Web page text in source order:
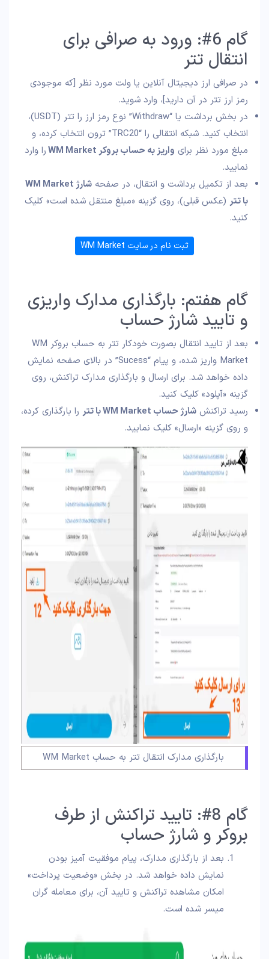
گام 6#: ورود به صرافی برای
انتقال تتر
در صرافی ارز دیجیتال آنلاین یا ولت مورد نظر [که موجودی
رمز ارز تتر در آن دارید]، وارد شوید.
در بخش برداشت یا “Withdraw” نوع رمز ارز را تتر (USDT)،
انتخاب کنید. شبکه انتقالی را “TRC20” ترون انتخاب کرده، و
مبلغ مورد نظر برای واریز به حساب بروکر WM Market
را وارد
نمایید.
بعد از تکمیل برداشت و انتقال، در صفحه
شارژ WM Market
با تتر (عکس قبلی)، روی گزینه «مبلغ منتقل شده است» کلیک
کنید.
ثبت نام در سایت WM Market
گام هفتم: بارگذاری مدارک واریزی
و تایید شارژ حساب
بعد از تایید انتقال بصورت خودکار تتر به حساب بروکر WM
Market واریز شده، و پیام “Sucess” در بالای صفحه نمایش
داده خواهد شد. برای ارسال و بارگذاری مدارک تراکنش، روی
گزینه «آپلود» کلیک کنید.
رسید تراکنش شارژ حساب WM Market با تتر
را بارگذاری کرده،
و روی گزینه «ارسال» کلیک نمایید.
بارگذاری مدارک انتقال تتر به حساب WM Market
گام 8#: تایید تراکنش از طرف
بروکر و شارژ حساب
بعد از بارگذاری مدارک، پیام موفقیت آمیز بودن
نمایش داده خواهد شد. در بخش «وضعیت پرداخت»
امکان مشاهده تراکنش و تایید آن، برای معامله گران
میسر شده است.